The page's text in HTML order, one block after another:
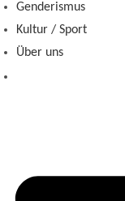
Genderismus
Kultur / Sport
Über uns